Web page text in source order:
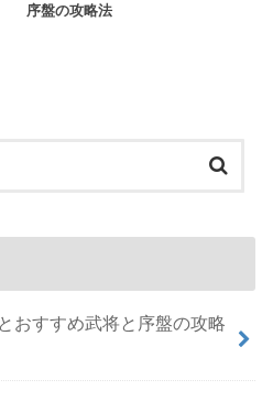
序盤の攻略法
すすめ武将と序盤の攻略